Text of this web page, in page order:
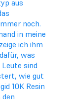
aus
noch.
in meine
ich ihm
was
sind
wie gut
10K Resin
den